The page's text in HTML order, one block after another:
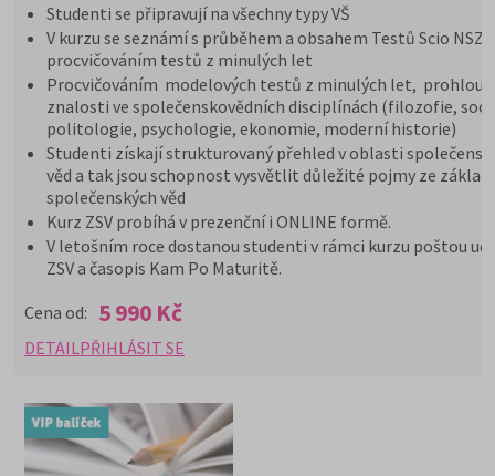
Studenti se připravují na všechny typy VŠ
V kurzu se seznámí s průběhem a obsahem Testů Scio NSZ
procvičováním testů z minulých let
Procvičováním modelových testů z minulých let,
znalosti ve společenskovědních disciplínách (filozofie,
politologie, psychologie, ekonomie, moderní historie)
Studenti získají strukturovaný přehled v oblasti
věd a tak jsou schopnost vysvětlit důležité pojmy ze
společenských věd
Kurz ZSV probíhá v prezenční i ONLINE formě.
V letošním roce dostanou studenti v rámci kurzu poštou
ZSV a časopis Kam Po Maturitě.
Cena od: 5 990 Kč
DETAIL PŘIHLÁSIT SE